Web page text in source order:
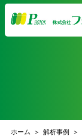
ホーム 解析事例